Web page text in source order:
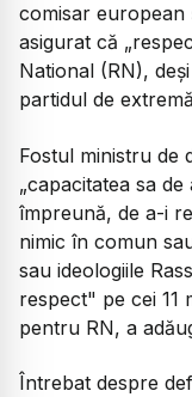
comisar
asigurat că
National (RN),
partidul de
Fostul ministru de
„capacitatea sa
împreună, de a-i
nimic în comun
sau ideologiile
respect" pe cei 11
pentru RN, a
Întrebat despre